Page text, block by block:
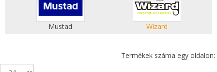
Mustad Wizard
Termékek száma egy oldalon: